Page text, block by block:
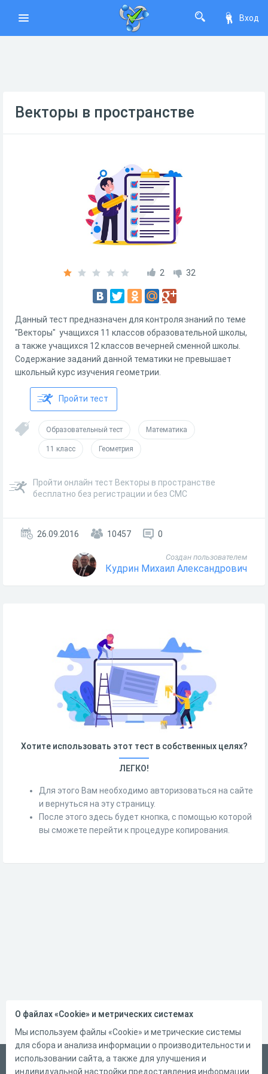
Вход
Векторы в пространстве
2 32
Данный тест предназначен для контроля знаний по теме
"Векторы" учащихся 11 классов образовательной школы,
а также учащихся 12 классов вечерней сменной школы.
Содержание заданий данной тематики не превышает
школьный курс изучения геометрии.
Пройти тест
Образовательный тест Математика
11 класс Геометрия
Пройти онлайн тест Векторы в пространстве
бесплатно без регистрации и без СМС
26.09.2016 10457 0
Создан пользователем
Кудрин Михаил Александрович
Хотите использовать этот тест в собственных целях?
ЛЕГКО!
Для этого Вам необходимо авторизоваться на сайте
и вернуться на эту страницу.
После этого здесь будет кнопка, с помощью которой
вы сможете перейти к процедуре копирования.
Русский
О файлах «Cookie» и метрических системах
Мы используем файлы «Cookie» и метрические системы
для сбора и анализа информации о производительности и
использовании сайта, а также для улучшения и
индивидуальной настройки предоставления информации.